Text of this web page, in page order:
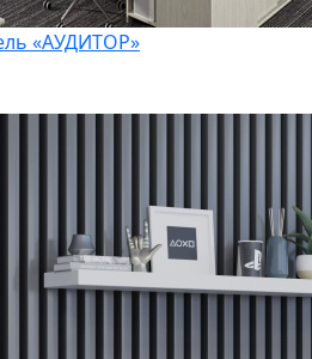
«АУДИТОР»